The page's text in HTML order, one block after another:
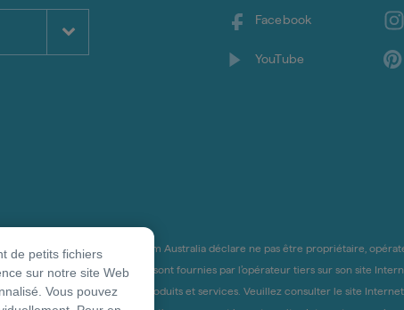
Facebook
YouTube
les produits:
Tourism Australia déclare ne pas être propriétaire,
les accréditations anti-Covid, sont fournies par l’opérateur tiers sur son site
maximum disponibles des produits et services. Veuillez consulter le site
de petits fichiers
sur notre site Web
Vous pouvez